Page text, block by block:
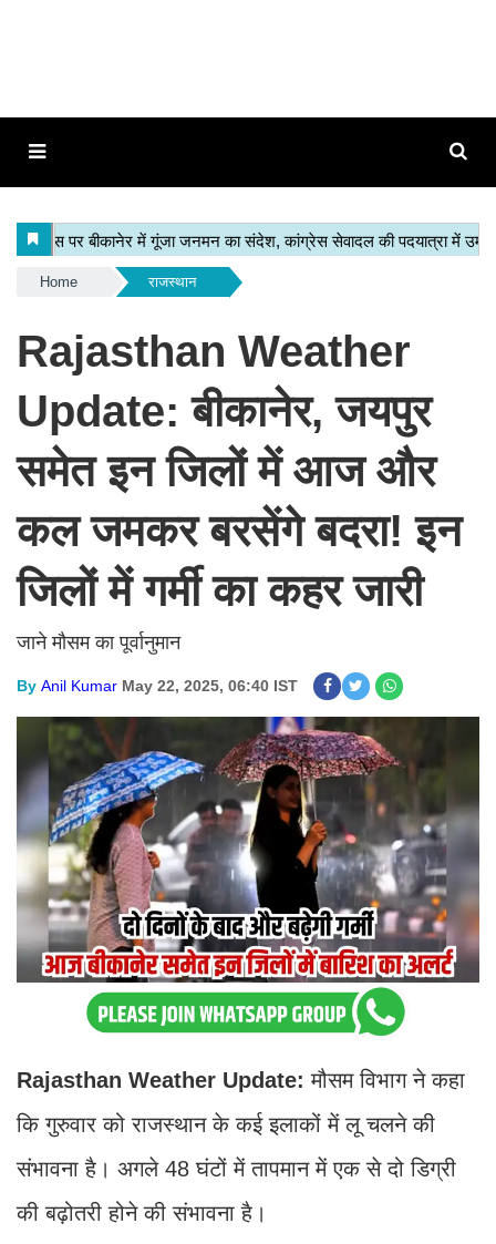
Home राजस्थान
Rajasthan Weather
Update: बीकानेर, जयपुर
समेत इन जिलों में आज और
कल जमकर बरसेंगे बदरा! इन
जिलों में गर्मी का कहर जारी
जाने मौसम का पूर्वानुमान
By Anil Kumar May 22, 2025, 06:40 IST
Rajasthan Weather Update:मौसम विभाग ने कहा
कि गुरुवार को राजस्थान के कई इलाकों में लू चलने की
संभावना है। अगले 48 घंटों में तापमान में एक से दो डिग्री
की बढ़ोतरी होने की संभावना है।